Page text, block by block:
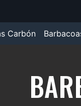
Carbón